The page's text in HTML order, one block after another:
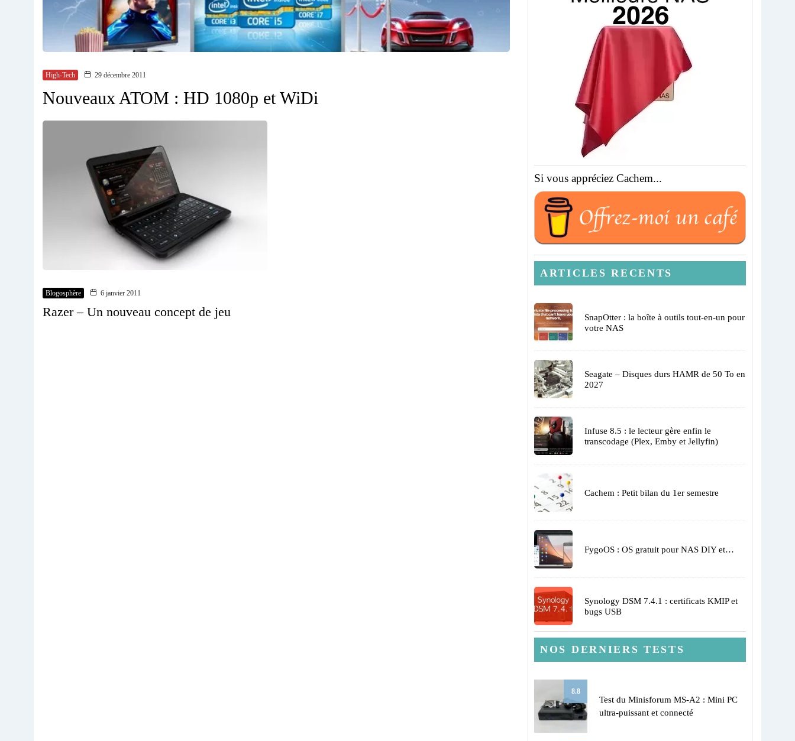
High-Tech 29 décembre 2011
Nouveaux ATOM : HD 1080p et WiDi
Blogosphère 6 janvier 2011
Razer – Un nouveau concept de jeu
Si vous appréciez Cachem...
ARTICLES RECENTS
SnapOtter : la boîte à outils tout-en-un pour
votre NAS
Seagate – Disques durs HAMR de 50 To en
2027
Infuse 8.5 : le lecteur gère enfin le
transcodage (Plex, Emby et Jellyfin)
Cachem : Petit bilan du 1er semestre
FygoOS : OS gratuit pour NAS DIY et…
Synology DSM 7.4.1 : certificats KMIP et
bugs USB
NOS DERNIERS TESTS
8.8
Test du Minisforum MS-A2 : Mini PC
ultra-puissant et connecté